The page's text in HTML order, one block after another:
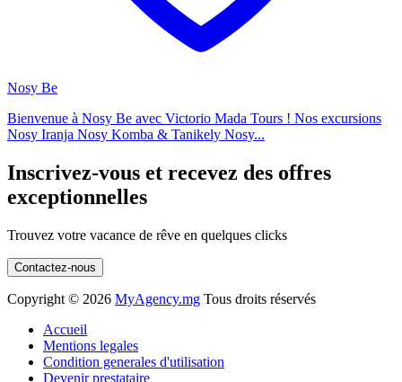
Nosy Be
Bienvenue à Nosy Be avec Victorio Mada Tours ! Nos excursions
Nosy Iranja Nosy Komba & Tanikely Nosy...
Inscrivez-vous et recevez des offres
exceptionnelles
Trouvez votre vacance de rêve en quelques clicks
Contactez-nous
Copyright © 2026 MyAgency.mg Tous droits réservés
Accueil
Mentions legales
Condition generales d'utilisation
Devenir prestataire